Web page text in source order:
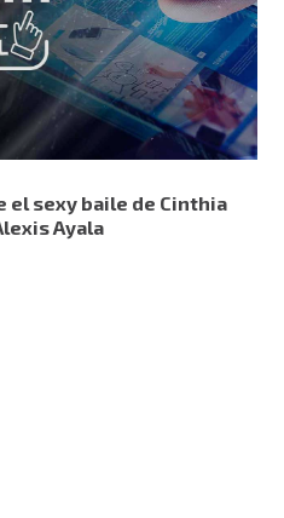
el sexy baile de Cinthia
Ayala